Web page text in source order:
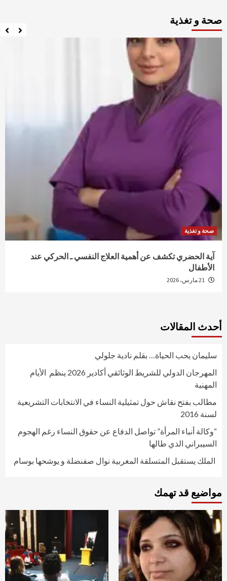
صحة و تغذية
صحة و تغذية
آية الحضري تكشف عن أهمية العلاج النفسي ـ الحركي عند
الأطفال
أحدث المقالات
سليمان يحب الحياة… بقلم نادية جلولي
المهرجان الدولي للشريط الوثائقي أكادير 2026 ينظم الأيام
المهنية
مطالب بفتح نقاش حول تمثيلية النساء في الانتخابات التشريعية
لسنة 2016
“وكالة أنباء المرأة” تواصل الدفاع عن حقوق النساء رغم الهجوم
السيبراني الذي طالها
الملك يستقبل المتسلقة المغربية نوال صفنضلة و يوشحها بوسام
مواضيع قد تهمك